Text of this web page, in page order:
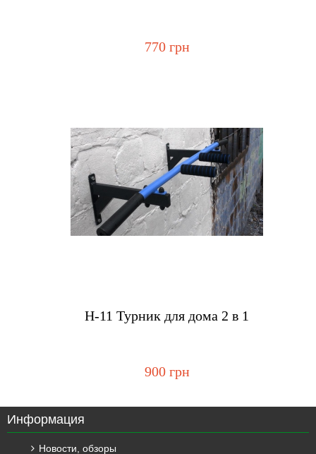
770 грн
H-11 Турник для дома 2 в 1
900 грн
Информация
Новости, обзоры